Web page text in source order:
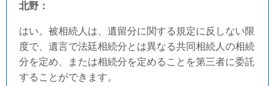
北野：
はい。被相続人は、遺留分に関する規定に反しない限
度で、遺言で法廷相続分とは異なる共同相続人の相続
分を定め、または相続分を定めることを第三者に委託
することができます。